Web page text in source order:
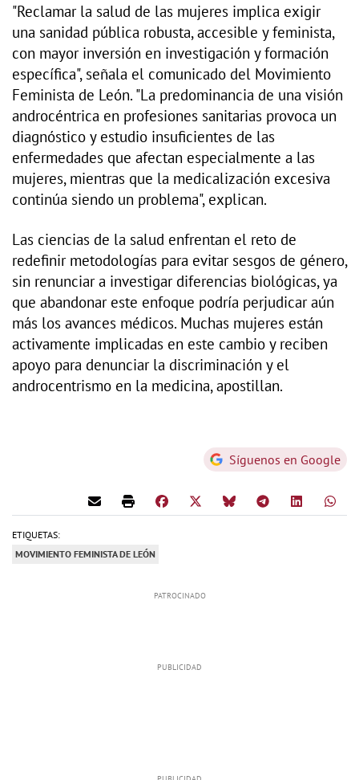
"Reclamar la salud de las mujeres implica exigir
una sanidad pública robusta, accesible y feminista,
con mayor inversión en investigación y formación
específica", señala el comunicado del Movimiento
Feminista de León. "La predominancia de una visión
androcéntrica en profesiones sanitarias provoca un
diagnóstico y estudio insuficientes de las
enfermedades que afectan especialmente a las
mujeres, mientras que la medicalización excesiva
continúa siendo un problema", explican.
Las ciencias de la salud enfrentan el reto de
redefinir metodologías para evitar sesgos de género,
sin renunciar a investigar diferencias biológicas, ya
que abandonar este enfoque podría perjudicar aún
más los avances médicos. Muchas mujeres están
activamente implicadas en este cambio y reciben
apoyo para denunciar la discriminación y el
androcentrismo en la medicina, apostillan.
Síguenos en Google
ETIQUETAS:
MOVIMIENTO FEMINISTA DE LEÓN